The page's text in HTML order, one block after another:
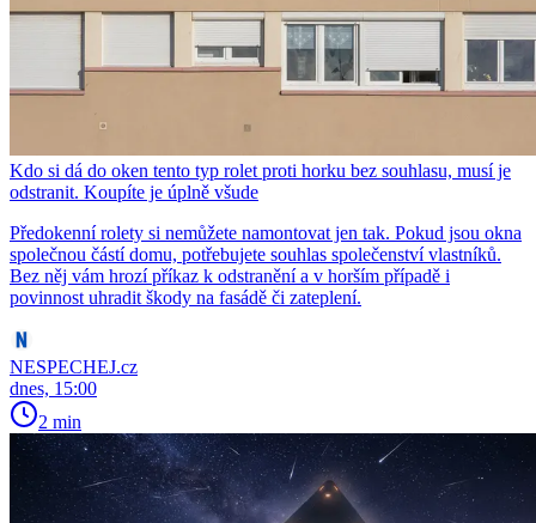
Kdo si dá do oken tento typ rolet proti horku bez souhlasu, musí je
odstranit. Koupíte je úplně všude
Předokenní rolety si nemůžete namontovat jen tak. Pokud jsou okna
společnou částí domu, potřebujete souhlas společenství vlastníků.
Bez něj vám hrozí příkaz k odstranění a v horším případě i
povinnost uhradit škody na fasádě či zateplení.
NESPECHEJ.cz
dnes, 15:00
2 min